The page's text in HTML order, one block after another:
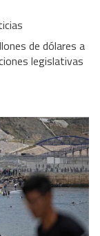
de dólares a
legislativas